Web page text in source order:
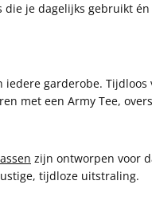
die je dagelijks gebruikt
iedere garderobe.
met een Army Tee,
zijn ontworpen voor
tijdloze uitstraling.